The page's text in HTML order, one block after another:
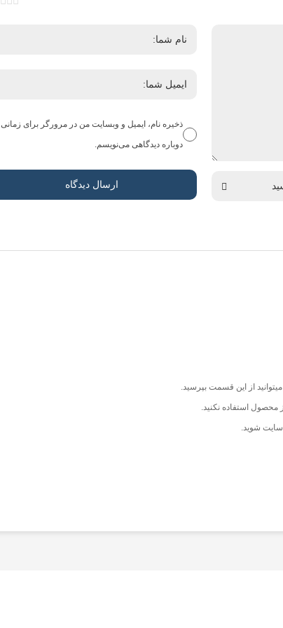
ذخیره نام، ایمیل و وبسایت من در مرورگر برای
دوباره دیدگاهی می‌نویسم.
از این قسمت بپرسید.
محصول استفاده نکنید.
شوید.